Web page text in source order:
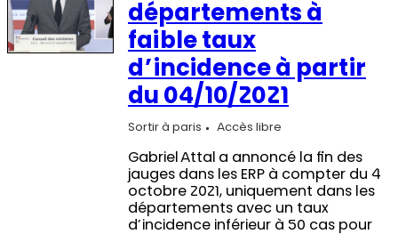
départements à
faible taux
d’incidence à partir
du 04/10/2021
Sortir à paris Accès libre
Gabriel Attal a annoncé la fin des
jauges dans les ERP à compter du 4
octobre 2021, uniquement dans les
départements avec un taux
d’incidence inférieur à 50 cas pour